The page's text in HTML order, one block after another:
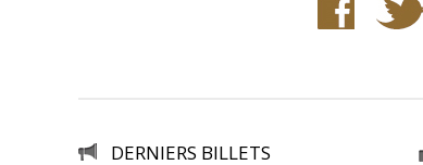
DERNIERS BILLETS